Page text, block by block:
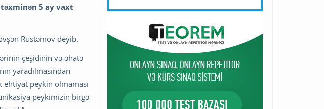
5 ay vaxt
Rüstəmov deyib.
çeşidinin və əhatə
yaradılmasından
peykin olmaması
peykimizin birgə